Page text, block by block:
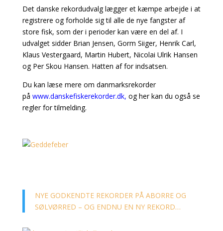
Det danske rekordudvalg lægger et kæmpe arbejde i at
registrere og forholde sig til alle de nye fangster af
store fisk, som der i perioder kan være en del af. I
udvalget sidder Brian Jensen, Gorm Siiger, Henrik Carl,
Klaus Vestergaard, Martin Hubert, Nicolai Ulrik Hansen
og Per Skou Hansen. Hatten af for indsatsen.
Du kan læse mere om danmarksrekorder
på www.danskefiskerekorder.dk, og her kan du også se
regler for tilmelding.
NYE GODKENDTE REKORDER PÅ ABORRE OG
SØLVØRRED – OG ENDNU EN NY REKORD…